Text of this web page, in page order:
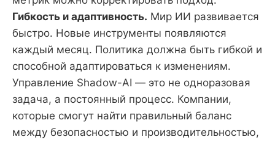
Гибкость и адаптивность. Мир ИИ развивается
быстро. Новые инструменты появляются
каждый месяц. Политика должна быть гибкой и
способной адаптироваться к изменениям.
Управление Shadow-AI — это не одноразовая
задача, а постоянный процесс. Компании,
которые смогут найти правильный баланс
между безопасностью и производительностью,